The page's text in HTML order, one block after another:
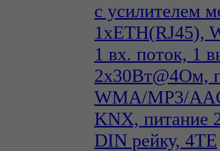
с усилителем
1xETH(RJ45),
1 вх. поток, 1
2х30Вт@4Ом,
WMA/MP3/
KNX, питание
DIN рейку, 4TE